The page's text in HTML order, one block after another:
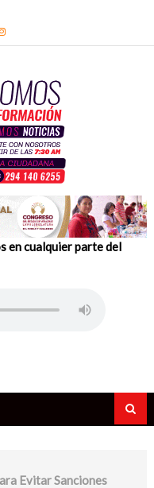
en cualquier parte del
Evitar Sanciones